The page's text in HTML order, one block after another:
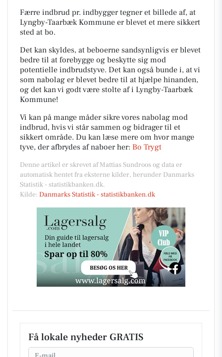
Færre indbrud pr. indbygger tegner et billede af, at
Lyngby-Taarbæk Kommune er blevet et mere sikkert
sted at bo.
Det kan skyldes, at beboerne sandsynligvis er blevet
bedre til at forebygge og beskytte sig mod
potentielle indbrudstyve. Det kan også bunde i, at vi
som nabolag er blevet bedre til at hjælpe hinanden,
og det kan vi godt være stolte af i Lyngby-Taarbæk
Kommune!
Vi kan på mange måder sikre vores nabolag mod
indbrud, hvis vi står sammen og bidrager til et
sikkert område. Du kan læse mere om hvor mange
tyve, der afbrydes af naboer her: Bo Trygt
Denne artikel er skrevet af Mattias Sundroos og data er
automatisk hentet fra eksterne kilder, herunder Danmarks
Statistik - statistikbanken.dk.
Kilde: Danmarks Statistik - statistikbanken.dk
Få lokale nyheder GRATIS
Email